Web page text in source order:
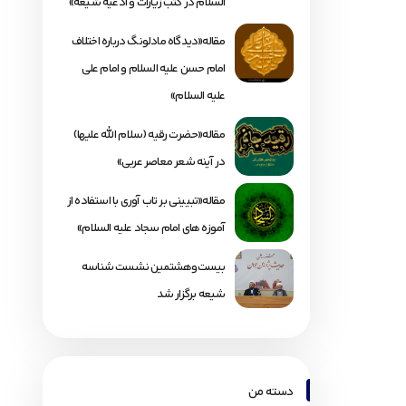
مقاله«دیدگاه مادلونگ درباره اختلاف
امام حسن علیه السلام و امام علی
علیه السلام»
مقاله«حضرت رقیه (سلام الله علیها)
در آینه شعر معاصر عربی»
مقاله«تبیینی بر تاب آوری با استفاده از
آموزه های امام سجاد علیه السلام»
بیست‌وهشتمین نشست شناسه
شیعه برگزار شد
دسته من